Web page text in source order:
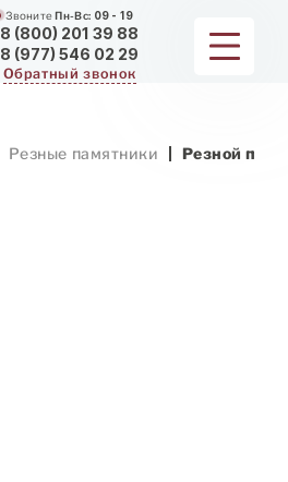
ЗвонитеПн-Вс: 09 - 19
8 (800) 201 39 88
8 (977) 546 02 29
Обратный звонок
Резные памятники Резной